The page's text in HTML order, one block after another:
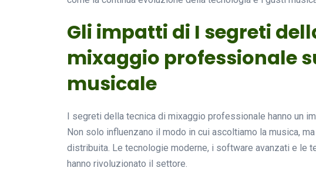
Gli impatti di I segreti
mixaggio professionale
musicale
I segreti della tecnica di mixaggio professionale hanno un
Non solo influenzano il modo in cui ascoltiamo la musica,
distribuita. Le tecnologie moderne, i software avanzati e le
hanno rivoluzionato il settore.